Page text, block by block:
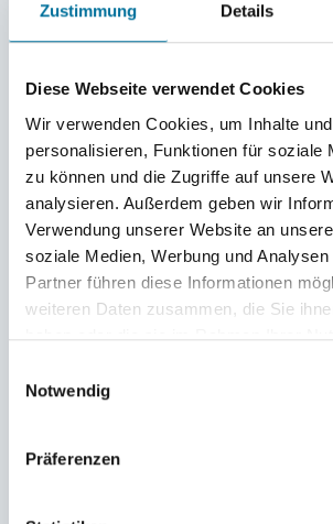
Zustimmung Details
Diese Webseite verwendet Cookies
Wir verwenden Cookies, um Inhalte
personalisieren, Funktionen für soziale
zu können und die Zugriffe auf unsere
analysieren. Außerdem geben wir
Verwendung unserer Website an
soziale Medien, Werbung und
Partner führen diese Informationen
weiteren Daten zusammen, die Sie
haben oder die sie im Rahmen Ihrer
Notwendig
Präferenzen
Unser Werkzeug © Manuel
Mittwoch Mittag stand auf einmal
stellte schnell ein Team zusammen,
Poststation des Hafens. Dort lag